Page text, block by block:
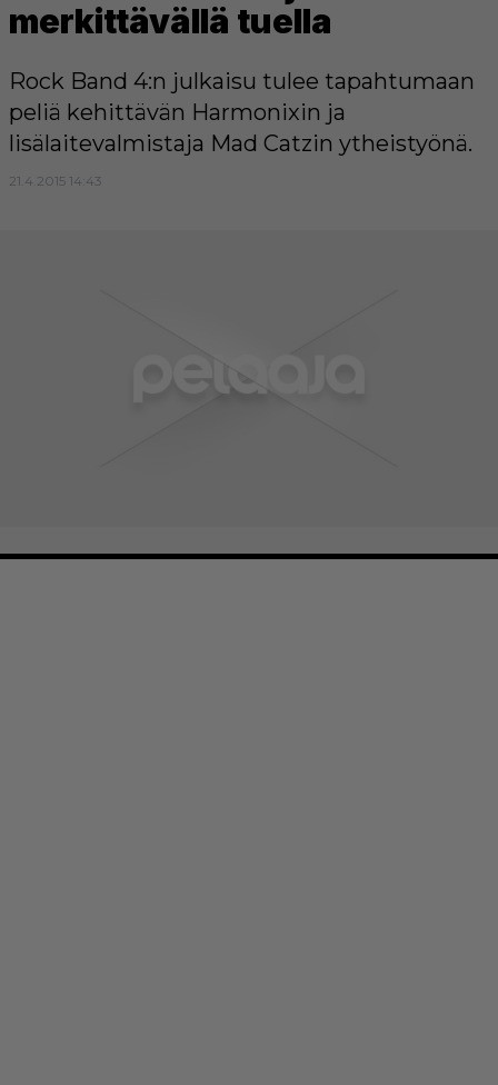
merkittävällä tuella
Rock Band 4:n julkaisu tulee tapahtumaan
peliä kehittävän Harmonixin ja
lisälaitevalmistaja Mad Catzin ytheistyönä.
21.4.2015 14:43